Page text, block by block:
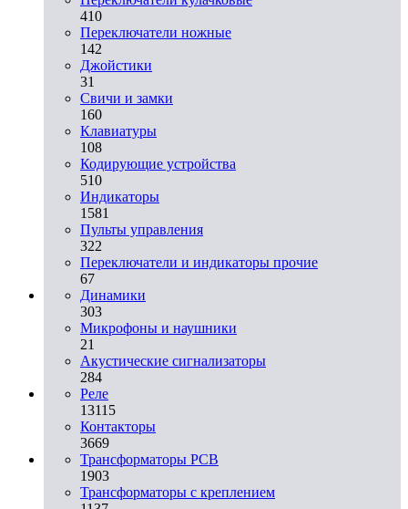
410
Переключатели ножные
142
Джойстики
31
Свичи и замки
160
Клавиатуры
108
Кодирующие устройства
510
Индикаторы
1581
Пульты управления
322
Переключатели и индикаторы прочие
67
Динамики
303
Микрофоны и наушники
21
Акустические сигнализаторы
284
Реле
13115
Контакторы
3669
Трансформаторы PCB
1903
Трансформаторы с креплением